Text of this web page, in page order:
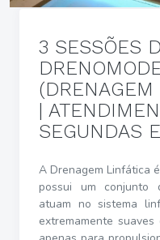
3 SESSÕES
|
SEGUNDAS
A Drenagem Linfática
possui um conjunto
atuam no sistema
extremamente